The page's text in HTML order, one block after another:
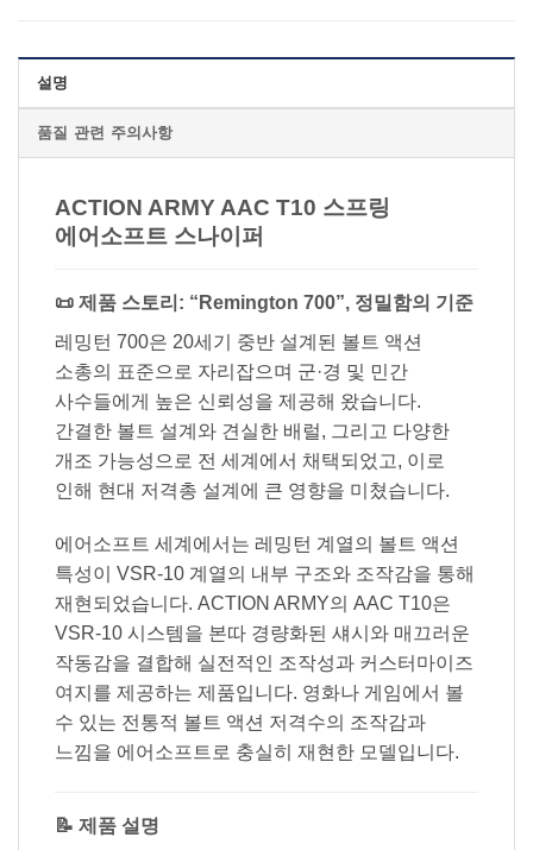
설명
품질 관련 주의사항
ACTION ARMY AAC T10 스프링
에어소프트 스나이퍼
📜 제품 스토리: “Remington 700”, 정밀함의 기준
레밍턴 700은 20세기 중반 설계된 볼트 액션
소총의 표준으로 자리잡으며 군·경 및 민간
사수들에게 높은 신뢰성을 제공해 왔습니다.
간결한 볼트 설계와 견실한 배럴, 그리고 다양한
개조 가능성으로 전 세계에서 채택되었고, 이로
인해 현대 저격총 설계에 큰 영향을 미쳤습니다.
에어소프트 세계에서는 레밍턴 계열의 볼트 액션
특성이 VSR-10 계열의 내부 구조와 조작감을 통해
재현되었습니다. ACTION ARMY의 AAC T10은
VSR-10 시스템을 본따 경량화된 섀시와 매끄러운
작동감을 결합해 실전적인 조작성과 커스터마이즈
여지를 제공하는 제품입니다. 영화나 게임에서 볼
수 있는 전통적 볼트 액션 저격수의 조작감과
느낌을 에어소프트로 충실히 재현한 모델입니다.
📝 제품 설명